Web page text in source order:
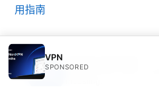
用指南
Casper writes about
VPN
SPONSORED